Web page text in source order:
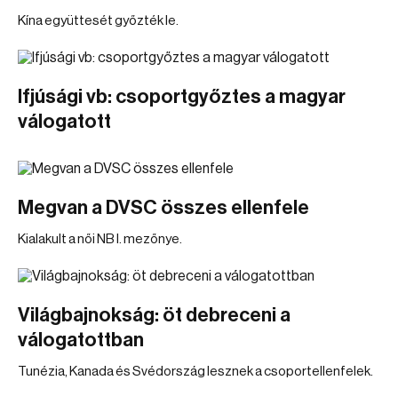
Kína együttesét győzték le.
Ifjúsági vb: csoportgyőztes a magyar
válogatott
Megvan a DVSC összes ellenfele
Kialakult a női NB I. mezőnye.
Világbajnokság: öt debreceni a
válogatottban
Tunézia, Kanada és Svédország lesznek a csoportellenfelek.